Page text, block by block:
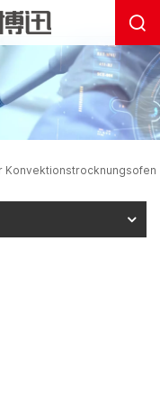
Konvektionstrocknungsofen